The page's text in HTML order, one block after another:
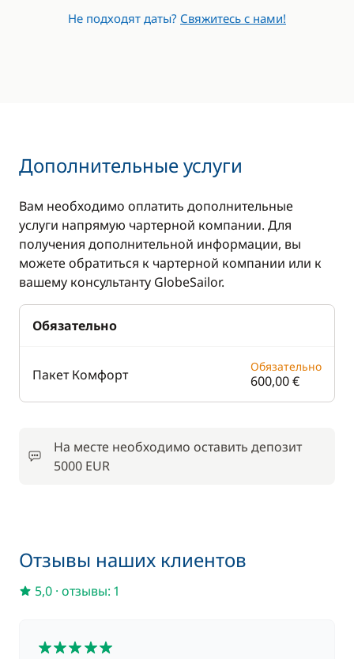
Не подходят даты? Свяжитесь с нами!
Дополнительные услуги
Вам необходимо оплатить дополнительные
услуги напрямую чартерной компании. Для
получения дополнительной информации, вы
можете обратиться к чартерной компании или к
вашему консультанту GlobeSailor.
Обязательно
Пакет Комфорт Обязательно
600,00 €
На месте необходимо оставить депозит
5000 EUR
Отзывы наших клиентов
5,0 · отзывы: 1